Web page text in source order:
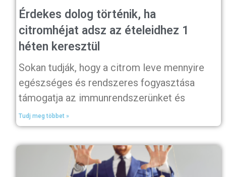
Érdekes dolog történik, ha
citromhéjat adsz az ételeidhez 1
héten keresztül
Sokan tudják, hogy a citrom leve mennyire
egészséges és rendszeres fogyasztása
támogatja az immunrendszerünket és
Tudj meg többet »